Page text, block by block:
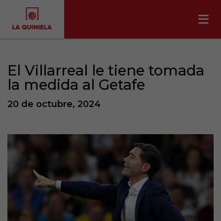
El Villarreal le tiene tomada
la medida al Getafe
20 de octubre, 2024